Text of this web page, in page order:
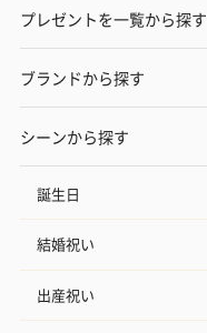
プレゼントを一覧から探す
ブランドから探す
シーンから探す
誕生日
結婚祝い
出産祝い